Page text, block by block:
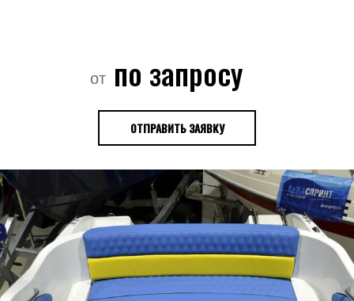
по запросу
ОТПРАВИТЬ ЗАЯВКУ
от